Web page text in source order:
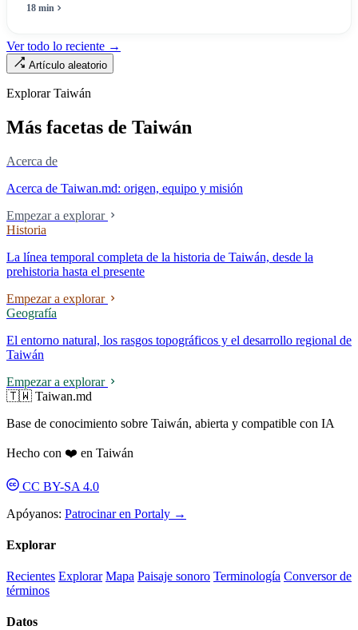
máximo una enfermera», pero no puede escribir «si existe esa
Ley de Médicos, es la ley raíz sobre cómo existe la institución del
«hospital» en Taiwán, y la tensión sin resolver durante cuarenta años
mercado.
18 min
Ver todo lo reciente →
Artículo aleatorio
Explorar Taiwán
Más facetas de Taiwán
Acerca de
Acerca de Taiwan.md: origen, equipo y misión
Empezar a explorar
Historia
La línea temporal completa de la historia de Taiwán, desde la
prehistoria hasta el presente
Empezar a explorar
Geografía
El entorno natural, los rasgos topográficos y el desarrollo regional de
Taiwán
Empezar a explorar
🇹🇼 Taiwan.md
Base de conocimiento sobre Taiwán, abierta y compatible con IA
Hecho con ❤️ en Taiwán
CC BY-SA 4.0
Apóyanos: Patrocinar en Portaly →
Explorar
Recientes Explorar Mapa Paisaje sonoro Terminología Conversor de
términos
Datos